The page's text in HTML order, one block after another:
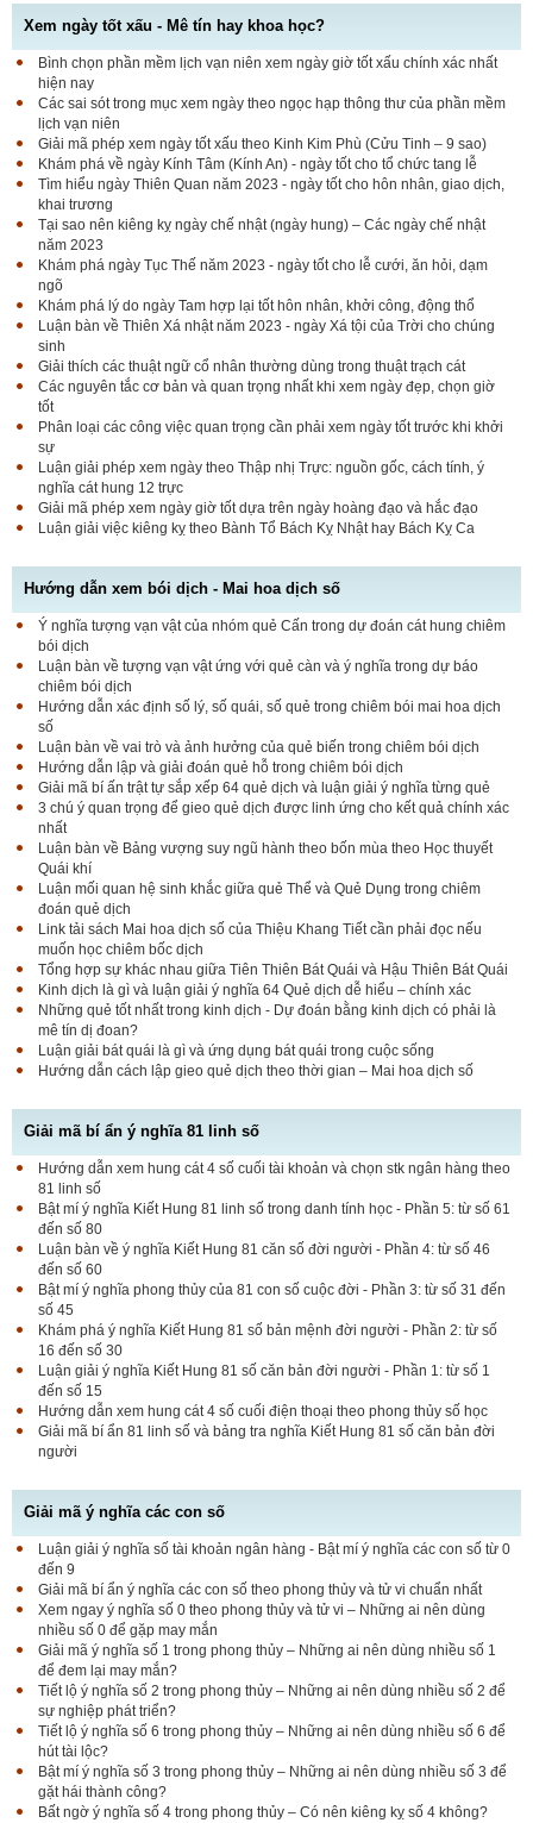
Xem ngày tốt xấu - Mê tín hay khoa học?
Bình chọn phần mềm lịch vạn niên xem ngày giờ tốt xấu chính xác nhất
hiện nay
Các sai sót trong mục xem ngày theo ngọc hạp thông thư của phần mềm
lịch vạn niên
Giải mã phép xem ngày tốt xấu theo Kinh Kim Phù (Cửu Tinh – 9 sao)
Khám phá về ngày Kính Tâm (Kính An) - ngày tốt cho tổ chức tang lễ
Tìm hiểu ngày Thiên Quan năm 2023 - ngày tốt cho hôn nhân, giao dịch,
khai trương
Tại sao nên kiêng kỵ ngày chế nhật (ngày hung) – Các ngày chế nhật
năm 2023
Khám phá ngày Tục Thế năm 2023 - ngày tốt cho lễ cưới, ăn hỏi, dạm
ngõ
Khám phá lý do ngày Tam hợp lại tốt hôn nhân, khởi công, động thổ
Luận bàn về Thiên Xá nhật năm 2023 - ngày Xá tội của Trời cho chúng
sinh
Giải thích các thuật ngữ cổ nhân thường dùng trong thuật trạch cát
Các nguyên tắc cơ bản và quan trọng nhất khi xem ngày đẹp, chọn giờ
tốt
Phân loại các công việc quan trọng cần phải xem ngày tốt trước khi khởi
sự
Luận giải phép xem ngày theo Thập nhị Trực: nguồn gốc, cách tính, ý
nghĩa cát hung 12 trực
Giải mã phép xem ngày giờ tốt dựa trên ngày hoàng đạo và hắc đạo
Luận giải việc kiêng kỵ theo Bành Tổ Bách Kỵ Nhật hay Bách Kỵ Ca
Hướng dẫn xem bói dịch - Mai hoa dịch số
Ý nghĩa tượng vạn vật của nhóm quẻ Cấn trong dự đoán cát hung chiêm
bói dịch
Luận bàn về tượng vạn vật ứng với quẻ càn và ý nghĩa trong dự báo
chiêm bói dịch
Hướng dẫn xác định số lý, số quái, số quẻ trong chiêm bói mai hoa dịch
số
Luận bàn về vai trò và ảnh hưởng của quẻ biến trong chiêm bói dịch
Hướng dẫn lập và giải đoán quẻ hỗ trong chiêm bói dịch
Giải mã bí ấn trật tự sắp xếp 64 quẻ dịch và luận giải ý nghĩa từng quẻ
3 chú ý quan trọng để gieo quẻ dịch được linh ứng cho kết quả chính xác
nhất
Luận bàn về Bảng vượng suy ngũ hành theo bốn mùa theo Học thuyết
Quái khí
Luận mối quan hệ sinh khắc giữa quẻ Thể và Quẻ Dụng trong chiêm
đoán quẻ dịch
Link tải sách Mai hoa dịch số của Thiệu Khang Tiết cần phải đọc nếu
muốn học chiêm bốc dịch
Tổng hợp sự khác nhau giữa Tiên Thiên Bát Quái và Hậu Thiên Bát Quái
Kinh dịch là gì và luận giải ý nghĩa 64 Quẻ dịch dễ hiểu – chính xác
Những quẻ tốt nhất trong kinh dịch - Dự đoán bằng kinh dịch có phải là
mê tín dị đoan?
Luận giải bát quái là gì và ứng dụng bát quái trong cuộc sống
Hướng dẫn cách lập gieo quẻ dịch theo thời gian – Mai hoa dịch số
Giải mã bí ẩn ý nghĩa 81 linh số
Hướng dẫn xem hung cát 4 số cuối tài khoản và chọn stk ngân hàng theo
81 linh số
Bật mí ý nghĩa Kiết Hung 81 linh số trong danh tính học - Phần 5: từ số 61
đến số 80
Luận bàn về ý nghĩa Kiết Hung 81 căn số đời người - Phần 4: từ số 46
đến số 60
Bật mí ý nghĩa phong thủy của 81 con số cuộc đời - Phần 3: từ số 31 đến
số 45
Khám phá ý nghĩa Kiết Hung 81 số bản mệnh đời người - Phần 2: từ số
16 đến số 30
Luận giải ý nghĩa Kiết Hung 81 số căn bản đời người - Phần 1: từ số 1
đến số 15
Hướng dẫn xem hung cát 4 số cuối điện thoại theo phong thủy số học
Giải mã bí ẩn 81 linh số và bảng tra nghĩa Kiết Hung 81 số căn bản đời
người
Giải mã ý nghĩa các con số
Luận giải ý nghĩa số tài khoản ngân hàng - Bật mí ý nghĩa các con số từ 0
đến 9
Giải mã bí ẩn ý nghĩa các con số theo phong thủy và tử vi chuẩn nhất
Xem ngay ý nghĩa số 0 theo phong thủy và tử vi – Những ai nên dùng
nhiều số 0 để gặp may mắn
Giải mã ý nghĩa số 1 trong phong thủy – Những ai nên dùng nhiều số 1
để đem lại may mắn?
Tiết lộ ý nghĩa số 2 trong phong thủy – Những ai nên dùng nhiều số 2 để
sự nghiệp phát triển?
Tiết lộ ý nghĩa số 6 trong phong thủy – Những ai nên dùng nhiều số 6 để
hút tài lộc?
Bật mí ý nghĩa số 3 trong phong thủy – Những ai nên dùng nhiều số 3 để
gặt hái thành công?
Bất ngờ ý nghĩa số 4 trong phong thủy – Có nên kiêng kỵ số 4 không?